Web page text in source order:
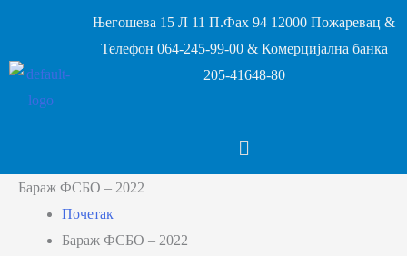
Његошева 15 Л 11 П.Фах 94 12000 Пожаревац &
Телефон 064-245-99-00 & Комерцијална банка
205-41648-80
Бараж ФСБО – 2022
Почетак
Бараж ФСБО – 2022